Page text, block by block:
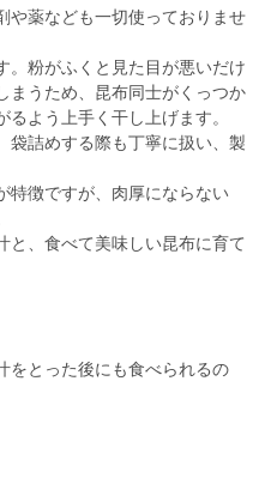
や薬なども一切使っておりませ
。粉がふくと見た目が悪いだけ
まうため、昆布同士がくっつか
よう上手く干し上げます。
袋詰めする際も丁寧に扱い、製
特徴ですが、肉厚にならない
と、食べて美味しい昆布に育て
をとった後にも食べられるの